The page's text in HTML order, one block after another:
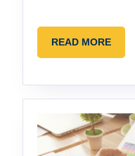
READ MOREREAD
MORE